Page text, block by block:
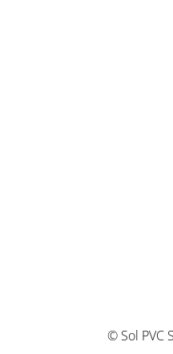
© Sol PVC